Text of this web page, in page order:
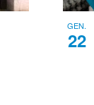
GEN.
22